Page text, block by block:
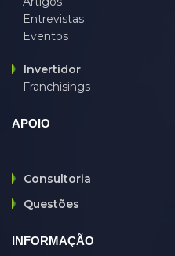
endpoint
et eu asperiores qui
fitness
fußpflege
Holtel
Entrevistas
Eventos
Invertidor
Franchisings
APOIO
Consultoria
Questões
INFORMAÇÃO